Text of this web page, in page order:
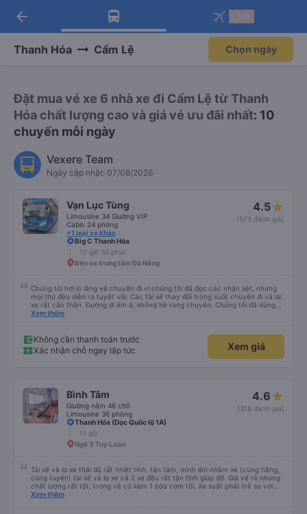
Tải app Vexere ngay!
Nhận ưu đãi thành viên độc
Mở app
Tải app Vexere
-30k/ghế khi đặt vé máy bay qua
Mở app
arrow_back
Thanh Hóa Cẩm Lệ Chọn ngày
Đặt mua vé xe 6 nhà xe đi Cẩm Lệ từ Thanh
Hóa chất lượng cao và giá vé ưu đãi nhất: 10
chuyến mỗi ngày
Vexere Team
Ngày cập nhật: 07/08/2026
Vạn Lục Tùng
Limousine 34 Giường VIP
Cabin 24 phòng
+1 loại xe khác
4.5
(573 đánh giá)
Big C Thanh Hóa
10 giờ 30 phút
Bến xe trung tâm Đà Nẵng
Chúng tôi hơi lo lắng về chuyến đi vì chúng tôi đã đọc các nhận xét, nhưng
mọi thứ đều diễn ra tuyệt vời. Các tài xế thay đổi trong suốt chuyến đi và lái
xe rất cẩn thận. Đường đi êm ả, không hề rung chuyển. Chúng tôi đã dừng
đủ số lần để đi vệ sinh và dừng lại để ăn tối. Nhìn chung, ghế ngồi có thể hơi
Xem thêm
Không cần thanh toán trước
Xác nhận chỗ ngay lập tức
Xem giá
Bình Tâm
Giường nằm 46 chỗ
Limousine 36 phòng
4.6
(318 đánh giá)
Thanh Hóa (Dọc Quốc lộ 1A)
11 giờ
Ngã 3 Tuý Loan
Tài xế và lơ xe thái độ rất nhiệt tình, tận tâm, mình lên nhầm xe (cùng hãng,
cùng tuyến) tài xế và lơ xe cả 2 xe đều rất tận tình giúp đỡ. Giá vé rẻ nhưng
chất lượng rất tốt, trong vé có kèm 1 bữa cơm tối. Xe xuất phát trễ so với
trên app 45p, nhưng do bão nên trời mưa rất to, có thể thông cảm được.
Xem thêm